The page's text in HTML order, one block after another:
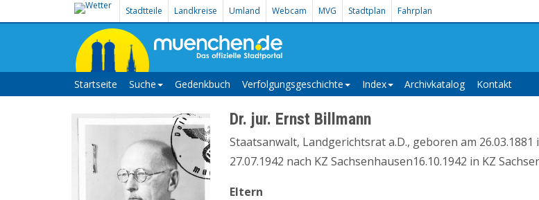
Stadtteile Landkreise Umland Webcam MVG Stadtplan Fahrplan
Startseite Suche Gedenkbuch Verfolgungsgeschichte Index Archivkatalog Kontakt
Dr. jur. Ernst Billmann
Staatsanwalt, Landgerichtsrat a.D., geboren am
27.07.1942 nach KZ Sachsenhausen16.10.1942 in KZ
Eltern